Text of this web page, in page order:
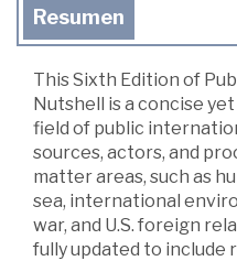
Resumen
This Sixth Edition of
Nutshell is a concise
field of public
sources, actors, and
matter areas, such as
sea, international
war, and U.S. foreign
fully updated to include